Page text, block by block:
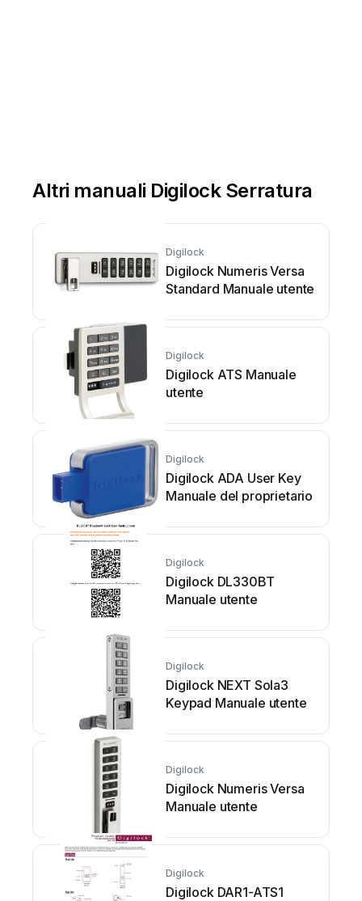
Altri manuali Digilock Serratura
Digilock
Digilock Numeris Versa
Standard Manuale utente
Digilock
Digilock ATS Manuale
utente
Digilock
Digilock ADA User Key
Manuale del proprietario
Digilock
Digilock DL330BT
Manuale utente
Digilock
Digilock NEXT Sola3
Keypad Manuale utente
Digilock
Digilock Numeris Versa
Manuale utente
Digilock
Digilock DAR1-ATS1